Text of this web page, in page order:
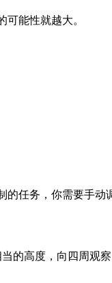
能性就越大。
任务，你需要手
的高度，向四周观